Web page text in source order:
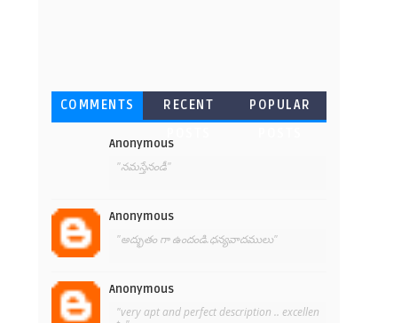
COMMENTS
RECENT
POPULAR
Anonymous
"నమస్తేనండీ"
Anonymous
"అద్భుతం గా ఉందండి.ధన్యవాదములు"
Anonymous
"very apt and perfect description .. excellen